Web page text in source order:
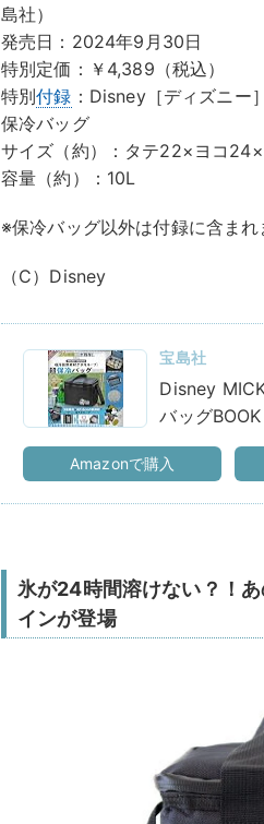
島社）
発売日：2024年9月30日
特別定価：￥4,389（税込）
特別付録 ：Disney［ディズニー
保冷バッグ
サイズ（約）：タテ22×ヨコ
容量（約）：10L
※保冷バッグ以外は付録に含まれ
（C）Disney
宝島社
Disney
バッグ
Amazonで購入
氷が24時間溶けない？！
インが登場